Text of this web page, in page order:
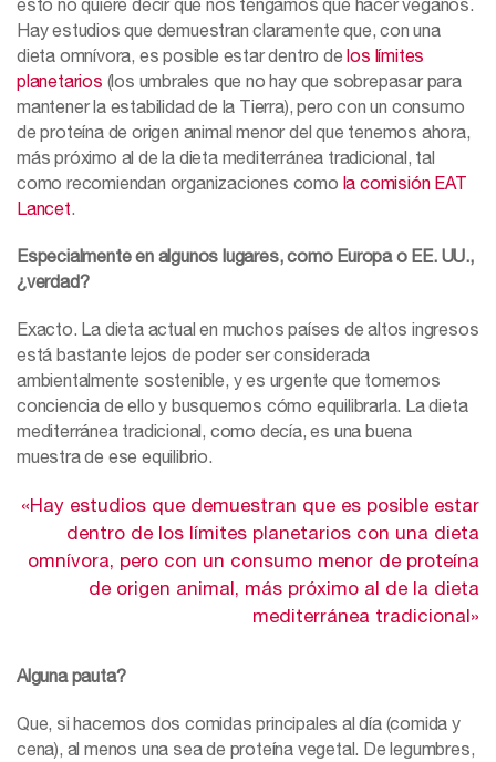
esto no quiere decir que nos tengamos que hacer veganos.
Hay estudios que demuestran claramente que, con una
dieta omnívora, es posible estar dentro de los límites
planetarios (los umbrales que no hay que sobrepasar para
mantener la estabilidad de la Tierra), pero con un consumo
de proteína de origen animal menor del que tenemos ahora,
más próximo al de la dieta mediterránea tradicional, tal
como recomiendan organizaciones como la comisión EAT
Lancet.
Especialmente en algunos lugares, como Europa o EE. UU.,
¿verdad?
Exacto. La dieta actual en muchos países de altos ingresos
está bastante lejos de poder ser considerada
ambientalmente sostenible, y es urgente que tomemos
conciencia de ello y busquemos cómo equilibrarla. La dieta
mediterránea tradicional, como decía, es una buena
muestra de ese equilibrio.
«Hay estudios que demuestran que es posible estar
dentro de los límites planetarios con una dieta
omnívora, pero con un consumo menor de proteína
de origen animal, más próximo al de la dieta
mediterránea tradicional»
Alguna pauta?
Que, si hacemos dos comidas principales al día (comida y
cena), al menos una sea de proteína vegetal. De legumbres,